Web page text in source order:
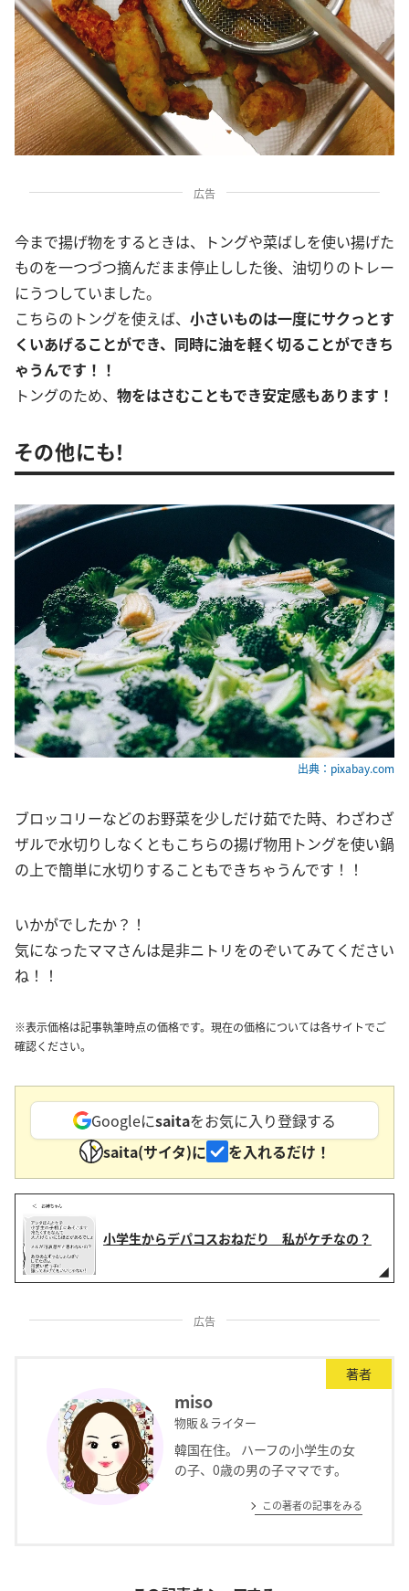
広告
今まで揚げ物をするときは、トングや菜ばしを使い揚げた
ものを一つづつ摘んだまま停止しした後、油切りのトレー
にうつしていました。
こちらのトングを使えば、 小さいものは一度にサクっとす
くいあげることができ、同時に油を軽く切ることができち
ゃうんです！！
トングのため、 物をはさむこともでき安定感もあります！
その他にも！
出典：pixabay.com
ブロッコリーなどのお野菜を少しだけ茹でた時、わざわざ
ザルで水切りしなくともこちらの揚げ物用トングを使い鍋
の上で簡単に水切りすることもできちゃうんです！！
いかがでしたか？！
気になったママさんは是非ニトリをのぞいてみてください
ね！！
※表示価格は記事執筆時点の価格です。現在の価格については各サイトでご
確認ください。
Googleにsaitaをお気に入り登録する
saita(サイタ)に
を入れるだけ！
小学生からデパコスおねだり 私がケチなの？
広告
著者
miso
物販＆ライター
韓国在住。 ハーフの小学生の女
の子、0歳の男の子ママです。
この著者の記事をみる